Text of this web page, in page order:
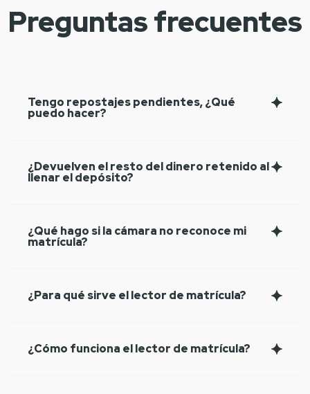
Preguntas frecuentes
Tengo repostajes pendientes, ¿Qué
puedo hacer?
¿Devuelven el resto del dinero retenido al
llenar el depósito?
¿Qué hago si la cámara no reconoce mi
matrícula?
¿Para qué sirve el lector de matrícula?
¿Cómo funciona el lector de matrícula?